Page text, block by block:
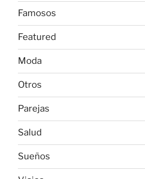
Famosos
Featured
Moda
Otros
Parejas
Salud
Sueños